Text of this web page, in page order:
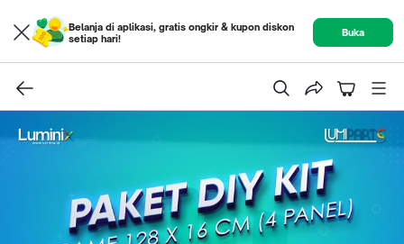
Belanja di aplikasi, gratis ongkir & kupon diskon
setiap hari!
Buka